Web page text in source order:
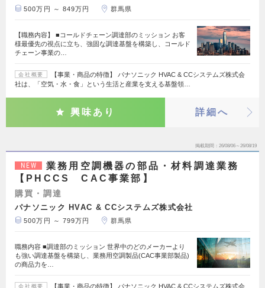
500万円 ～ 849万円 群馬県
【職務内容】 ■コールドチェーン調達部のミッション お客
様最優先の視点に立ち、強固な調達基盤を構築し、コールド
チェーン事業の…
会社概要
【事業・商品の特徴】 パナソニック HVAC & CCシステムズ株式会
社は、「空気・水・食」という生活と産業を支える基盤領…
興味あり 詳細へ
掲載期間 26/08/06～26/08/19
NEW
業務用空調機器の部品・材料調達業務
【PHCCS CAC事業部】
購買・調達
パナソニック HVAC & CCシステムズ株式会社
500万円 ～ 799万円 群馬県
職務内容 ■調達部のミッション 世界中のどのメーカーより
も強い調達基盤を構築し、業務用空調製品(CAC事業部製品)
の商品力を…
会社概要
【事業・商品の特徴】 パナソニック HVAC & CCシステムズ株式会